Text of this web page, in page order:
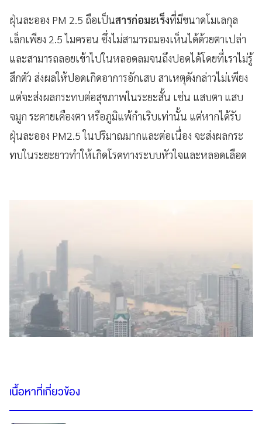
ฝุ่นละออง PM 2.5 ถือเป็นสารก่อมะเร็งที่มีขนาดโมเลกุล
เล็กเพียง 2.5 ไมครอน ซึ่งไม่สามารถมองเห็นได้ด้วยตาเปล่า
และสามารถลอยเข้าไปในหลอดลมจนถึงปอดได้โดยที่เราไม่รู้
สึกตัว ส่งผลให้ปอดเกิดอาการอักเสบ สาเหตุดังกล่าวไม่เพียง
แต่จะส่งผลกระทบต่อสุขภาพในระยะสั้น เช่น แสบตา แสบ
จมูก ระคายเคืองตา หรือภูมิแพ้กำเริบเท่านั้น แต่หากได้รับ
ฝุ่นละออง PM2.5 ในปริมาณมากและต่อเนื่อง จะส่งผลกระ
ทบในระยะยาวทำให้เกิดโรคทางระบบหัวใจและหลอดเลือด
เนื้อหาที่เกี่ยวข้อง